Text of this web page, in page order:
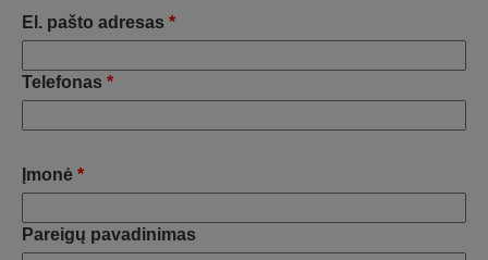
El. pašto adresas *
Telefonas *
Įmonė *
Pareigų pavadinimas